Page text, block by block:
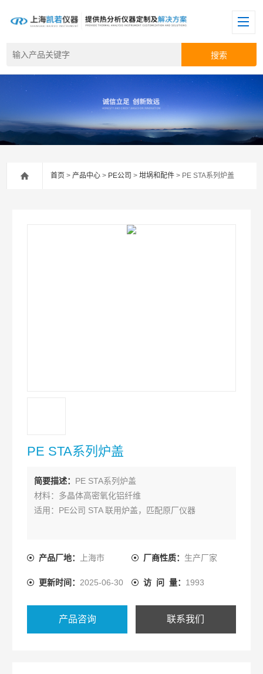
首页 >产品中心 > PE公司 >坩埚和配件 > PE STA系列炉盖
PE STA系列炉盖
简要描述： PE STA系列炉盖
材料：多晶体高密氧化铝纤维
适用：PE公司 STA 联用炉盖，匹配原厂仪器
产品厂地： 上海市 厂商性质： 生产厂家
更新时间： 2025-06-30 访 问 量： 1993
产品咨询 联系我们